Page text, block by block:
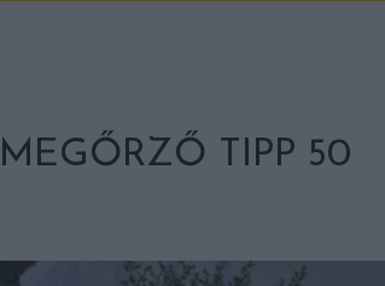
TIPP 50